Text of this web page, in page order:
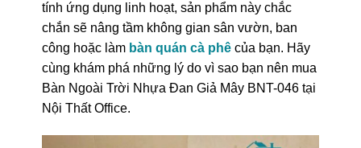
tính ứng dụng linh hoạt, sản phẩm này chắc
chắn sẽ nâng tầm không gian sân vườn, ban
công hoặc làm bàn quán cà phêcủa bạn. Hãy
cùng khám phá những lý do vì sao bạn nên mua
Bàn Ngoài Trời Nhựa Đan Giả Mây BNT-046 tại
Nội Thất Office.